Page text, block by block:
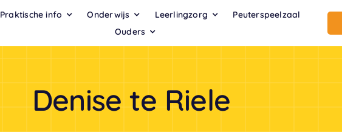
Praktische info Onderwijs Leerlingzorg
Peuterspeelzaal
Ouders
Denise te Riele